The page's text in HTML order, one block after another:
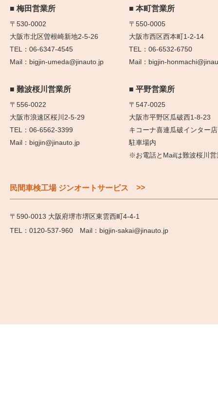
梅田営業所
〒530-0002
大阪市北区曽根崎新地2-5-26
06-6347-4545
bigjin-umeda@jinauto.jp
本町営業所
〒550-0005
大阪市西区西本町1-2-14
06-6532-6750
bigjin-
難波桜川営業所
〒556-0022
大阪市浪速区桜川2-5-29
06-6562-3399
bigjin@jinauto.jp
平野営業所
〒547-0025
大阪市平野区瓜破西1-8-23
キコーナ喜連瓜破インター店
駐車場内
※お電話とMailは難波桜川営
民間車検工場 ジンオートサービス >>
〒590-0013 大阪府堺市堺区東雲西町4-4-1
0120-537-960
bigjin-sakai@jinauto.jp